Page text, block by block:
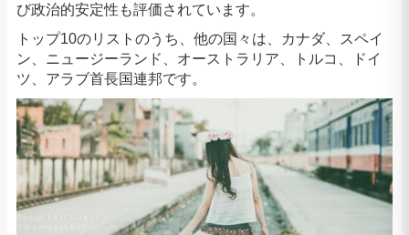
び政治的安定性も評価されています。
トップ10のリストのうち、他の国々は、カナダ、スペイ
ン、ニュージーランド、オーストラリア、トルコ、ドイ
ツ、アラブ首長国連邦です。